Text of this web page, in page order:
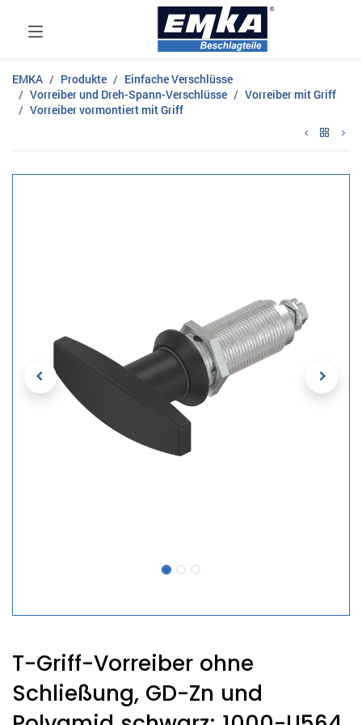
EMKA Produkte
Einfache Verschlüsse
Vorreiber und Dreh-Spann-Verschlüsse
Vorreiber mit Griff
Vorreiber vormontiert mit Griff
T-Griff-Vorreiber ohne
Schließung, GD-Zn und